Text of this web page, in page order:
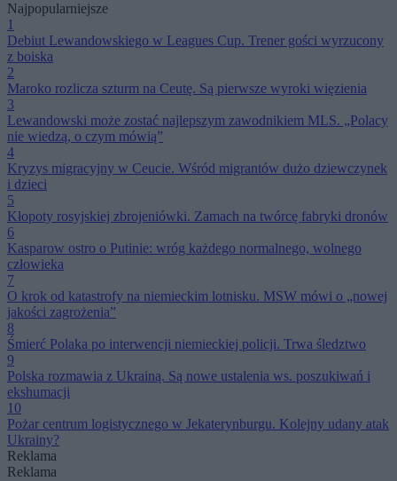
Najpopularniejsze
1
Debiut Lewandowskiego w Leagues Cup. Trener gości wyrzucony
z boiska
2
Maroko rozlicza szturm na Ceutę. Są pierwsze wyroki więzienia
3
Lewandowski może zostać najlepszym zawodnikiem MLS. „Polacy
nie wiedzą, o czym mówią”
4
Kryzys migracyjny w Ceucie. Wśród migrantów dużo dziewczynek
i dzieci
5
Kłopoty rosyjskiej zbrojeniówki. Zamach na twórcę fabryki dronów
6
Kasparow ostro o Putinie: wróg każdego normalnego, wolnego
człowieka
7
O krok od katastrofy na niemieckim lotnisku. MSW mówi o „nowej
jakości zagrożenia”
8
Śmierć Polaka po interwencji niemieckiej policji. Trwa śledztwo
9
Polska rozmawia z Ukrainą. Są nowe ustalenia ws. poszukiwań i
ekshumacji
10
Pożar centrum logistycznego w Jekaterynburgu. Kolejny udany atak
Ukrainy?
Reklama
Reklama